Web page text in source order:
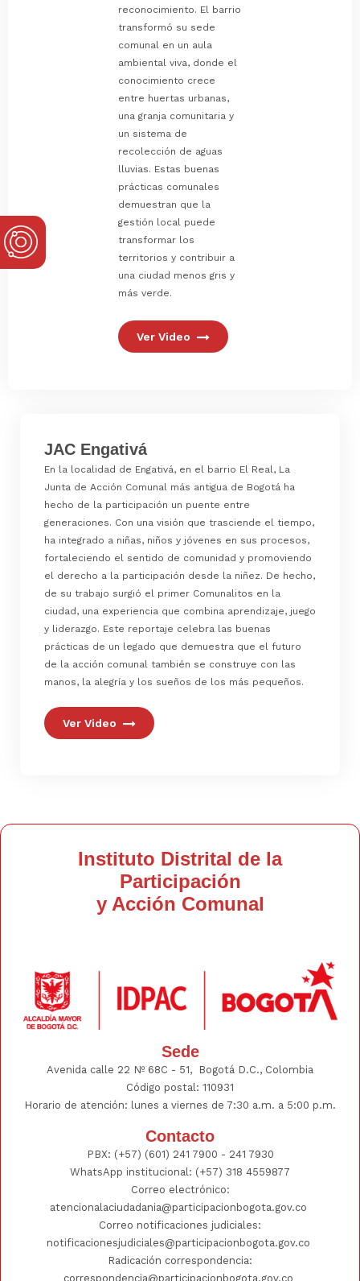
reconocimiento. El barrio
transformó su sede
comunal en un aula
ambiental viva, donde el
conocimiento crece
entre huertas urbanas,
una granja comunitaria y
un sistema de
recolección de aguas
lluvias. Estas buenas
prácticas comunales
demuestran que la
gestión local puede
transformar los
territorios y contribuir a
una ciudad menos gris y
más verde.
Ver Video
JAC Engativá
En la localidad de Engativá, en el barrio El Real, La
Junta de Acción Comunal más antigua de Bogotá ha
hecho de la participación un puente entre
generaciones. Con una visión que trasciende el tiempo,
ha integrado a niñas, niños y jóvenes en sus procesos,
fortaleciendo el sentido de comunidad y promoviendo
el derecho a la participación desde la niñez. De hecho,
de su trabajo surgió el primer Comunalitos en la
ciudad, una experiencia que combina aprendizaje, juego
y liderazgo. Este reportaje celebra las buenas
prácticas de un legado que demuestra que el futuro
de la acción comunal también se construye con las
manos, la alegría y los sueños de los más pequeños.
Ver Video
Instituto Distrital de la
Participación
y Acción Comunal
Sede
Avenida calle 22 Nº 68C - 51, Bogotá D.C., Colombia
Código postal: 110931
Horario de atención: lunes a viernes de 7:30 a.m. a 5:00 p.m.
Contacto
PBX: (+57) (601) 241 7900 - 241 7930
WhatsApp institucional: (+57) 318 4559877
Correo electrónico:
atencionalaciudadania@participacionbogota.gov.co
Correo notificaciones judiciales:
notificacionesjudiciales@participacionbogota.gov.co
Radicación correspondencia:
correspondencia@participacionbogota.gov.co